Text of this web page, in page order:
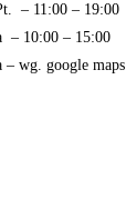
– 11:00 – 19:00
– 10:00 – 15:00
– wg. google maps